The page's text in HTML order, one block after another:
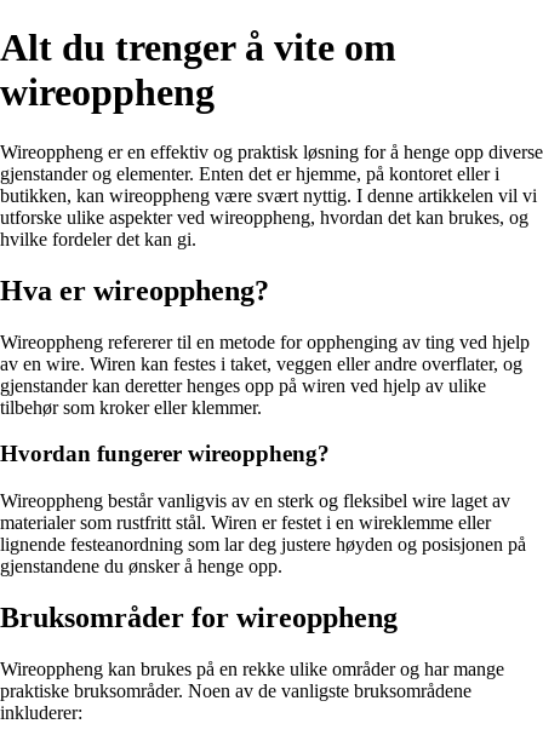
Alt du trenger å vite om
wireoppheng
Wireoppheng er en effektiv og praktisk løsning for å henge opp diverse
gjenstander og elementer. Enten det er hjemme, på kontoret eller i
butikken, kan wireoppheng være svært nyttig. I denne artikkelen vil vi
utforske ulike aspekter ved wireoppheng, hvordan det kan brukes, og
hvilke fordeler det kan gi.
Hva er wireoppheng?
Wireoppheng refererer til en metode for opphenging av ting ved hjelp
av en wire. Wiren kan festes i taket, veggen eller andre overflater, og
gjenstander kan deretter henges opp på wiren ved hjelp av ulike
tilbehør som kroker eller klemmer.
Hvordan fungerer wireoppheng?
Wireoppheng består vanligvis av en sterk og fleksibel wire laget av
materialer som rustfritt stål. Wiren er festet i en wireklemme eller
lignende festeanordning som lar deg justere høyden og posisjonen på
gjenstandene du ønsker å henge opp.
Bruksområder for wireoppheng
Wireoppheng kan brukes på en rekke ulike områder og har mange
praktiske bruksområder. Noen av de vanligste bruksområdene
inkluderer: